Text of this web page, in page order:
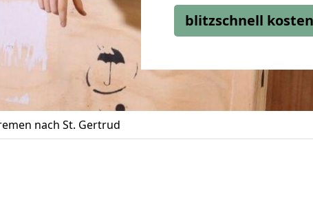
blitzschnell
nach St. Gertrud